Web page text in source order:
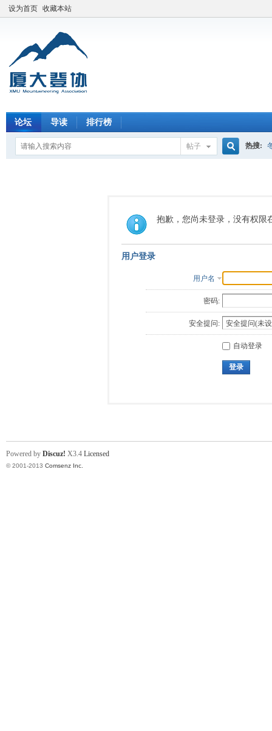
设为首页 收藏本站
论坛 导读 排行榜
帖子
索
热搜:
抱歉，您尚未登录，没有权限
用户登录
用户名
密码:
安全提问:
自动登录
登录
Powered by Discuz! X3.4 Licensed
© 2001-2013 Comsenz Inc.